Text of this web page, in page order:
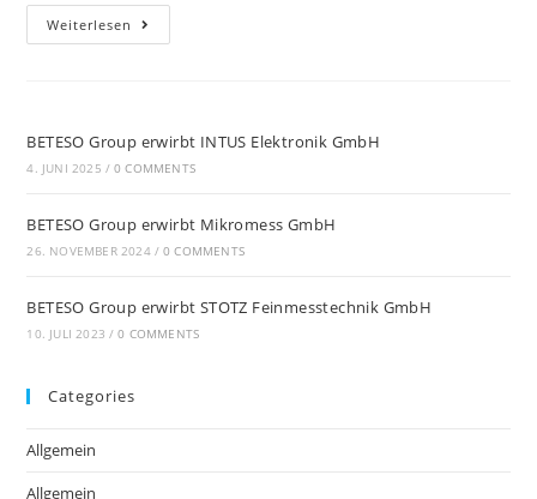
Weiterlesen
BETESO Group erwirbt INTUS Elektronik GmbH
4. JUNI 2025 / 0 COMMENTS
BETESO Group erwirbt Mikromess GmbH
26. NOVEMBER 2024 / 0 COMMENTS
BETESO Group erwirbt STOTZ Feinmesstechnik GmbH
10. JULI 2023 / 0 COMMENTS
Categories
Allgemein
Allgemein